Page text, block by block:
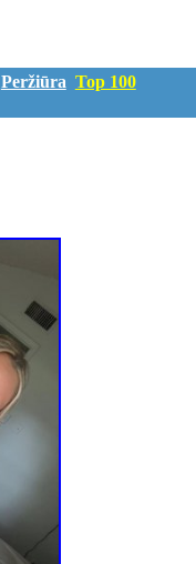
Peržiūra Top 100